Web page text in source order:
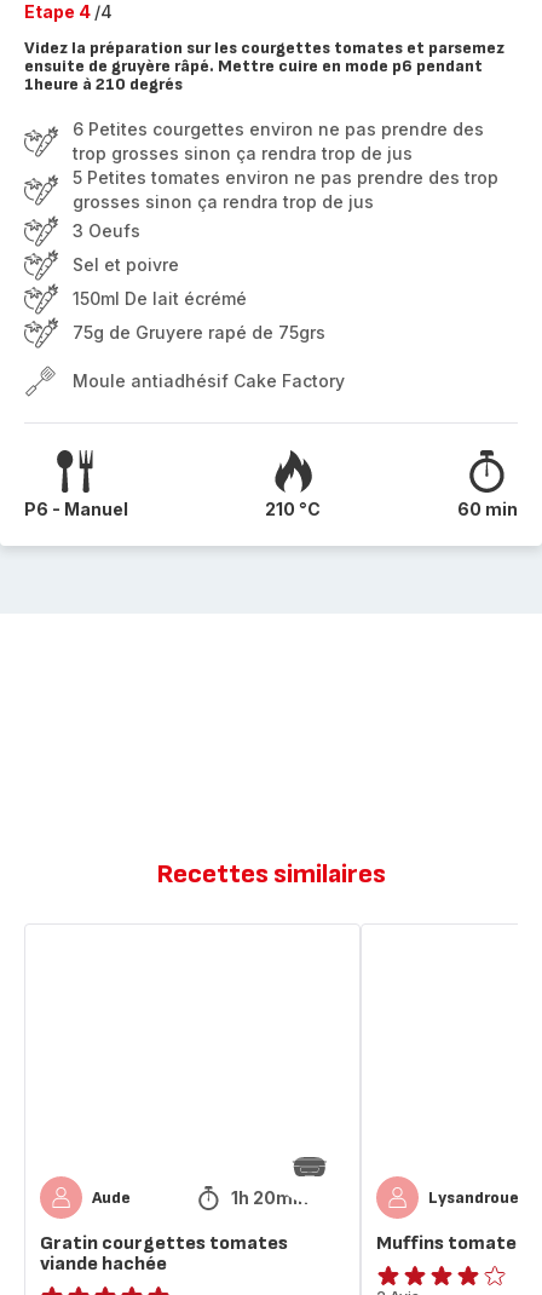
Etape 4 /4
Videz la préparation sur les courgettes tomates et parsemez
ensuite de gruyère râpé. Mettre cuire en mode p6 pendant
1heure à 210 degrés
6 Petites courgettes environ ne pas prendre des
trop grosses sinon ça rendra trop de jus
5 Petites tomates environ ne pas prendre des trop
grosses sinon ça rendra trop de jus
3 Oeufs
Sel et poivre
150ml De lait écrémé
75g de Gruyere rapé de 75grs
Moule antiadhésif Cake Factory
P6 - Manuel 210 °C 60 min
Recettes similaires
Aude 1h 20min
Gratin courgettes tomates
viande hachée
Lysandroue
Muffins tomate